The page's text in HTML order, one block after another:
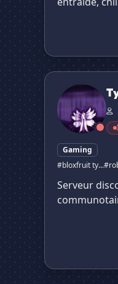
Type Blox Fr
Gaming
#bloxfruit ty...
Serveur